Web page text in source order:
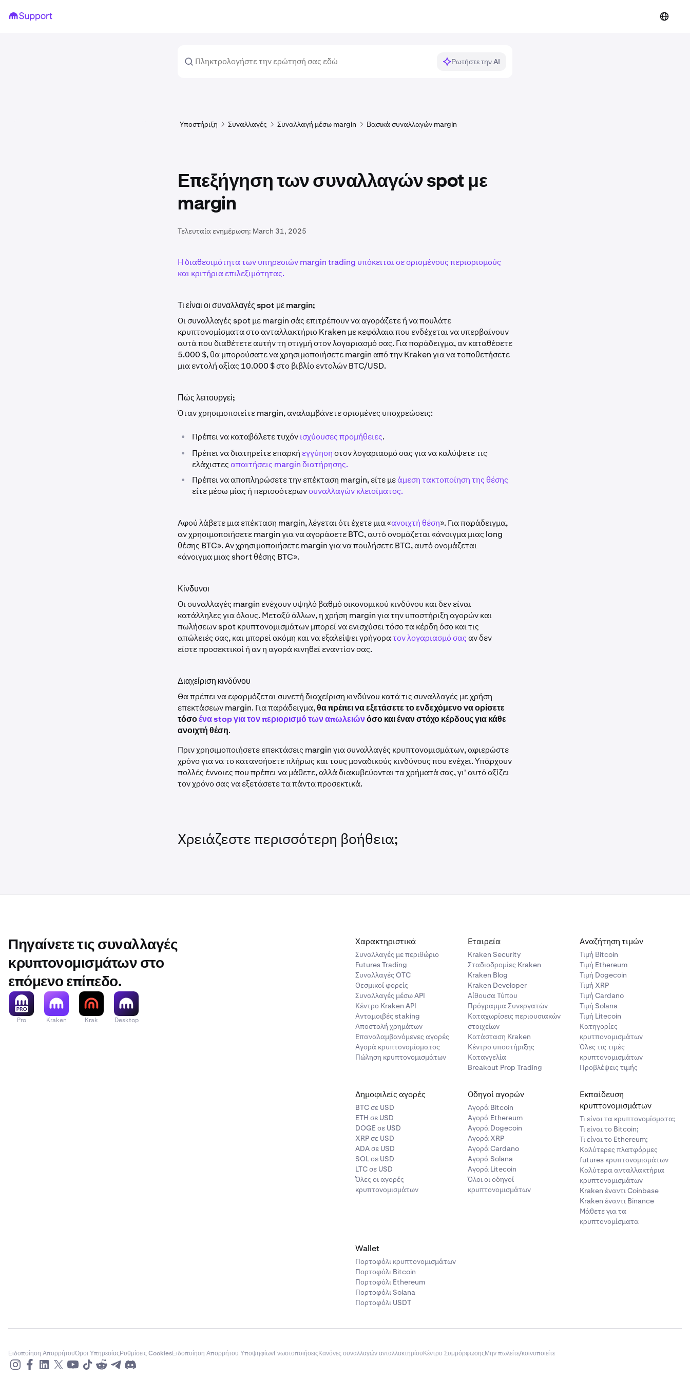
Ρωτήστε την AI
Υποστήριξη Συναλλαγές Συναλλαγή μέσω margin Βασικά συναλλαγών margin
Επεξήγηση των συναλλαγών spot με
margin
Τελευταία ενημέρωση: March 31, 2025
Η διαθεσιμότητα των υπηρεσιών margin trading υπόκειται σε ορισμένους περιορισμούς
και κριτήρια επιλεξιμότητας.
Τι είναι οι συναλλαγές spot με margin;
Οι συναλλαγές spot με margin σάς επιτρέπουν να αγοράζετε ή να πουλάτε
κρυπτονομίσματα στο ανταλλακτήριο Kraken με κεφάλαια που ενδέχεται να υπερβαίνουν
αυτά που διαθέτετε αυτήν τη στιγμή στον λογαριασμό σας. Για παράδειγμα, αν καταθέσετε
5.000 $, θα μπορούσατε να χρησιμοποιήσετε margin από την Kraken για να τοποθετήσετε
μια εντολή αξίας 10.000 $ στο βιβλίο εντολών BTC/USD.
Πώς λειτουργεί;
Όταν χρησιμοποιείτε margin, αναλαμβάνετε ορισμένες υποχρεώσεις:
• Πρέπει να καταβάλετε τυχόνισχύουσες προμήθειες.
• Πρέπει να διατηρείτε επαρκή εγγύησηστον λογαριασμό σας για να καλύψετε τις
ελάχιστεςαπαιτήσεις margin διατήρησης.
• Πρέπει να αποπληρώσετε την επέκταση margin, είτε μεάμεση τακτοποίηση της θέσης
είτε μέσω μίας ή περισσότερωνσυναλλαγών κλεισίματος.
Αφού λάβετε μια επέκταση margin, λέγεται ότι έχετε μια «ανοιχτή θέση». Για παράδειγμα,
αν χρησιμοποιήσετε margin για να αγοράσετε BTC, αυτό ονομάζεται «άνοιγμα μιας long
θέσης BTC». Αν χρησιμοποιήσετε margin για να πουλήσετε BTC, αυτό ονομάζεται
«άνοιγμα μιας short θέσης BTC».
Κίνδυνοι
Οι συναλλαγές margin ενέχουν υψηλό βαθμό οικονομικού κινδύνου και δεν είναι
κατάλληλες για όλους. Μεταξύ άλλων, η χρήση margin για την υποστήριξη αγορών και
πωλήσεων spot κρυπτονομισμάτων μπορεί να ενισχύσει τόσο τα κέρδη όσο και τις
απώλειές σας, και μπορεί ακόμη και να εξαλείψει γρήγορατον λογαριασμό σαςαν δεν
είστε προσεκτικοί ή αν η αγορά κινηθεί εναντίον σας.
Διαχείριση κινδύνου
Θα πρέπει να εφαρμόζεται συνετή διαχείριση κινδύνου κατά τις συναλλαγές με χρήση
επεκτάσεων margin. Για παράδειγμα,θα πρέπει να εξετάσετε το ενδεχόμενο να ορίσετε
τόσοένα stop για τον περιορισμό των απωλειώνόσο και έναν στόχο κέρδους για κάθε
ανοιχτή θέση.
Πριν χρησιμοποιήσετε επεκτάσεις margin για συναλλαγές κρυπτονομισμάτων, αφιερώστε
χρόνο για να το κατανοήσετε πλήρως και τους μοναδικούς κινδύνους που ενέχει. Υπάρχουν
πολλές έννοιες που πρέπει να μάθετε, αλλά διακυβεύονται τα χρήματά σας, γι' αυτό αξίζει
τον χρόνο σας να εξετάσετε τα πάντα προσεκτικά.
Χρειάζεστε περισσότερη βοήθεια;
Πηγαίνετε τις συναλλαγές
κρυπτονομισμάτων στο
επόμενο επίπεδο.
Pro Kraken Krak Desktop
Χαρακτηριστικά
Συναλλαγές με περιθώριο
Futures Trading
Συναλλαγές OTC
Θεσμικοί φορείς
Συναλλαγές μέσω API
Κέντρο Kraken API
Ανταμοιβές staking
Αποστολή χρημάτων
Επαναλαμβανόμενες αγορές
Αγορά κρυπτονομίσματος
Πώληση κρυπτονομισμάτων
Εταιρεία
Kraken Security
Σταδιοδρομίες Kraken
Kraken Blog
Kraken Developer
Αίθουσα Τύπου
Πρόγραμμα Συνεργατών
Καταχωρίσεις περιουσιακών
στοιχείων
Κατάσταση Kraken
Κέντρο υποστήριξης
Καταγγελία
Breakout Prop Trading
Αναζήτηση τιμών
Τιμή Βitcoin
Τιμή Ethereum
Τιμή Dogecoin
Τιμή XRP
Τιμή Cardano
Τιμή Solana
Τιμή Litecoin
Κατηγορίες
κρυτπονομισμάτων
Όλες τις τιμές
κρυπτονομισμάτων
Προβλέψεις τιμής
Δημοφιλείς αγορές
BTC σε USD
ETH σε USD
DOGE σε USD
XRP σε USD
ADA σε USD
SOL σε USD
LTC σε USD
Όλες οι αγορές
κρυπτονομισμάτων
Οδηγοί αγορών
Αγορά Bitcoin
Αγορά Ethereum
Αγορά Dogecoin
Αγορά XRP
Αγορά Cardano
Αγορά Solana
Αγορά Litecoin
Όλοι οι οδηγοί
κρυπτονομισμάτων
Εκπαίδευση
κρυπτονομισμάτων
Τι είναι τα κρυπτονομίσματα;
Τι είναι το Bitcoin;
Τι είναι το Ethereum;
Καλύτερες πλατφόρμες
futures κρυπτονομισμάτων
Καλύτερα ανταλλακτήρια
κρυπτονομισμάτων
Kraken έναντι Coinbase
Kraken έναντι Binance
Μάθετε για τα
κρυπτονομίσματα
Wallet
Πορτοφόλι κρυπτονομισμάτων
Πορτοφόλι Bitcoin
Πορτοφόλι Ethereum
Πορτοφόλι Solana
Πορτοφόλι USDT
Ειδοποίηση ΑπορρήτουΌροι ΥπηρεσίαςΡυθμίσεις CookiesΕιδοποίηση Απορρήτου ΥποψηφίωνΓνωστοποιήσειςΚανόνες συναλλαγών ανταλλακτηρίουΚέντρο ΣυμμόρφωσηςΜην πωλείτε/κοινοποιείτε